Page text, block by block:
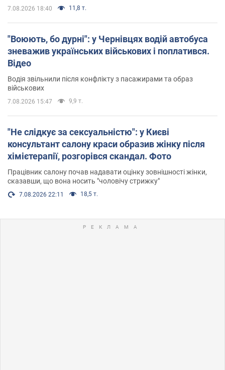
7.08.2026 18:40 11,8 т.
"Воюють, бо дурні": у Чернівцях водій автобуса
зневажив українських військових і поплатився.
Відео
Водія звільнили після конфлікту з пасажирами та образ
військових
7.08.2026 15:47 9,9 т.
"Не слідкує за сексуальністю": у Києві
консультант салону краси образив жінку після
хімієтерапії, розгорівся скандал. Фото
Працівник салону почав надавати оцінку зовнішності жінки,
сказавши, що вона носить "чоловічу стрижку"
7.08.2026 22:11 18,5 т.